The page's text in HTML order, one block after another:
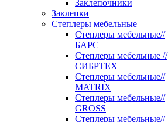
Заклепочники
Заклепки
Степлеры мебельные
Степлеры мебельные//
БАРС
Степлеры мебельные //
СИБРТЕХ
Степлеры мебельные//
MATRIX
Степлеры мебельные//
GROSS
Степлеры мебельные//